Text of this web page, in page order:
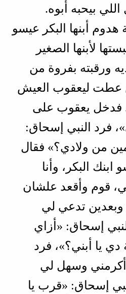
بيحبه أبوه.
أبنها البكر عيسو
لأبنها الصغير
ورقبته بفروة من
عطت ليعقوب العيش
فدخل يعقوب على
فرد النبي إسحاق:
من ولادي؟» فقال
البكر، وأنا
قوم وأقعد علشان
تدعي لي
إسحاق: «أزاي
يا أبني؟»، فرد
أكرمني وسهل لي
إسحاق: «قرب يا